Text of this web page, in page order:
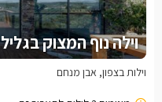
וילה נוף המצוק בגליל
וילות בצפון, אבן מנחם